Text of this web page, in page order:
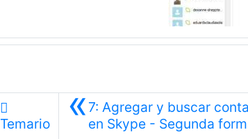
Temario «7: Agregar y buscar
en Skype - Segunda